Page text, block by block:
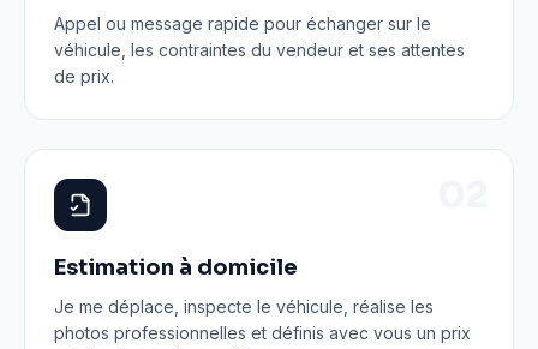
Appel ou message rapide pour échanger sur le
véhicule, les contraintes du vendeur et ses attentes
de prix.
Estimation à domicile
Je me déplace, inspecte le véhicule, réalise les
photos professionnelles et définis avec vous un prix